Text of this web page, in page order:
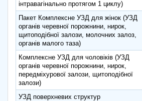
інтравагінально протягом 1 циклу)
Пакет Комплексне УЗД для жінок (УЗД
органів черевної порожнини, нирок,
щитоподібної залози, молочних залоз,
органів малого таза)
Комплексне УЗД для чоловіків (УЗД
органів черевної порожнини, нирок,
передміхурової залози, щитоподібної
залози)
УЗД поверхневих структур